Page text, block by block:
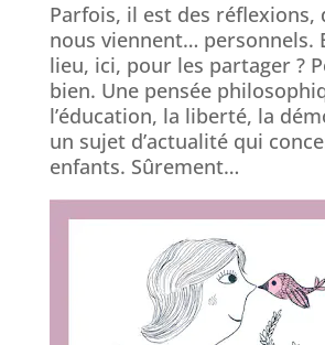
Parfois, il est des réflexions,
nous viennent… personnels.
lieu, ici, pour les partager ?
bien. Une pensée
l’éducation, la liberté, la
un sujet d’actualité qui
enfants. Sûrement…